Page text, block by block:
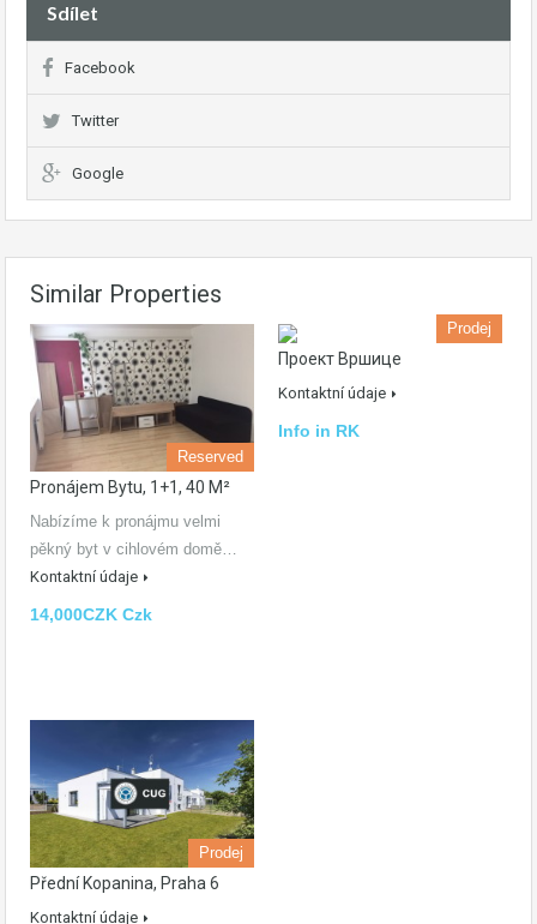
Sdílet
Facebook
Twitter
Google
Similar Properties
Reserved
Pronájem Bytu, 1+1, 40 M²
Nabízíme k pronájmu velmi
pěkný byt v cihlovém domě…
Kontaktní údaje
14,000CZK Czk
Prodej
Проект Вршице
Kontaktní údaje
Info in RK
Prodej
Přední Kopanina, Praha 6
Kontaktní údaje